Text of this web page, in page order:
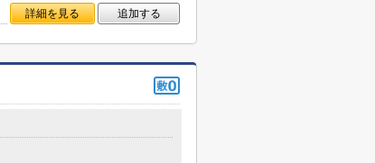
詳細を見る 追加する